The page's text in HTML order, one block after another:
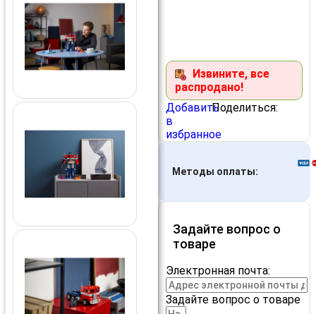
Извините, все
распродано!
Добавить
в
избранное
Поделиться:
Методы оплаты:
Задайте вопрос о
товаре
Электронная почта:
Задайте вопрос о товаре